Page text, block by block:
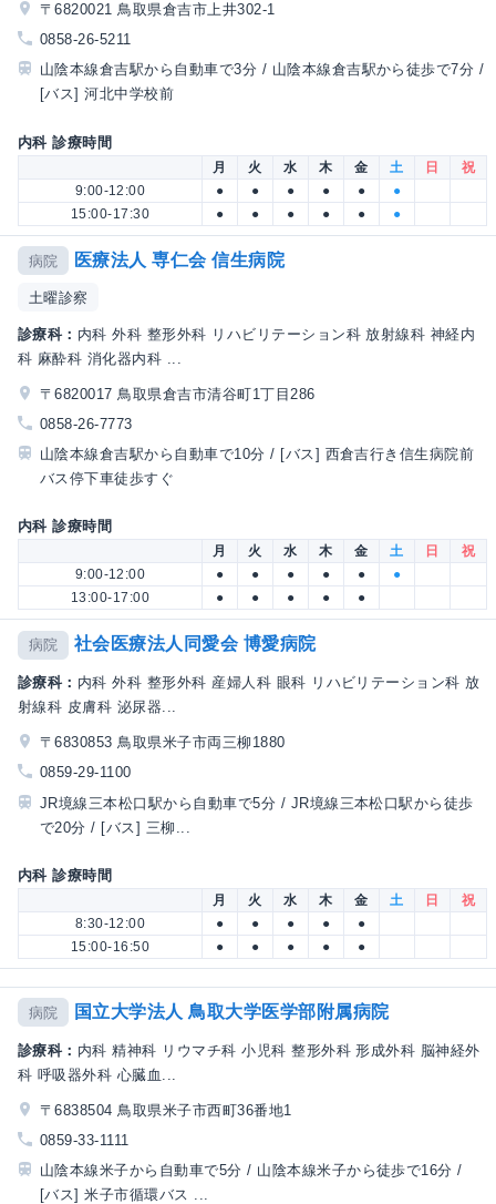
〒6820021 鳥取県倉吉市上井302-1
0858-26-5211
山陰本線倉吉駅から自動車で3分 / 山陰本線倉吉駅から徒歩で7分 /
[バス] 河北中学校前
内科 診療時間
月 火 水 木 金 土 日
祝
9:00-12:00
● ● ● ● ●
●
15:00-17:30
● ● ● ● ● ●
病院 医療法人 専仁会 信生病院
土曜診察
診療科： 内科 外科 整形外科 リハビリテーション科 放射線科 神経内
科 麻酔科 消化器内科 ...
〒6820017 鳥取県倉吉市清谷町1丁目286
0858-26-7773
山陰本線倉吉駅から自動車で10分 / [バス] 西倉吉行き信生病院前
バス停下車徒歩すぐ
内科 診療時間
月 火 水 木 金 土 日
祝
9:00-12:00
● ● ● ● ●
●
13:00-17:00
● ● ● ● ●
病院 社会医療法人同愛会 博愛病院
診療科： 内科 外科 整形外科 産婦人科 眼科 リハビリテーション科 放
射線科 皮膚科 泌尿器...
〒6830853 鳥取県米子市両三柳1880
0859-29-1100
JR境線三本松口駅から自動車で5分 / JR境線三本松口駅から徒歩
で20分 / [バス] 三柳...
内科 診療時間
月 火 水 木 金 土 日
祝
8:30-12:00
● ● ● ●
●
15:00-16:50
● ● ● ● ●
病院 国立大学法人 鳥取大学医学部附属病院
診療科： 内科 精神科 リウマチ科 小児科 整形外科 形成外科 脳神経外
科 呼吸器外科 心臓血...
〒6838504 鳥取県米子市西町36番地1
0859-33-1111
山陰本線米子から自動車で5分 / 山陰本線米子から徒歩で16分 /
[バス] 米子市循環バス ...